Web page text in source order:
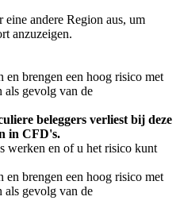
eine andere Region aus, um
anzuzeigen.
brengen een hoog risico met
als gevolg van de
beleggers verliest bij deze
in CFD's.
werken en of u het risico kunt
brengen een hoog risico met
als gevolg van de